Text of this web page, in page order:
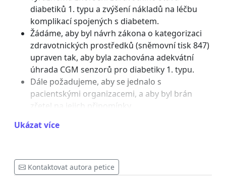
diabetiků 1. typu a zvýšení nákladů na léčbu
komplikací spojených s diabetem.
Žádáme, aby byl návrh zákona o kategorizaci
zdravotnických prostředků (sněmovní tisk 847)
upraven tak, aby byla zachována adekvátní
úhrada CGM senzorů pro diabetiky 1. typu.
Dále požadujeme, aby se jednalo s
pacientskými organizacemi, a aby byl brán
zřetel na jejich připomínky.
Argumenty:
Zvýšení rizika hypoglykemických a
hyperglykemických epizod.
Ukázat více
Kontaktovat autora petice